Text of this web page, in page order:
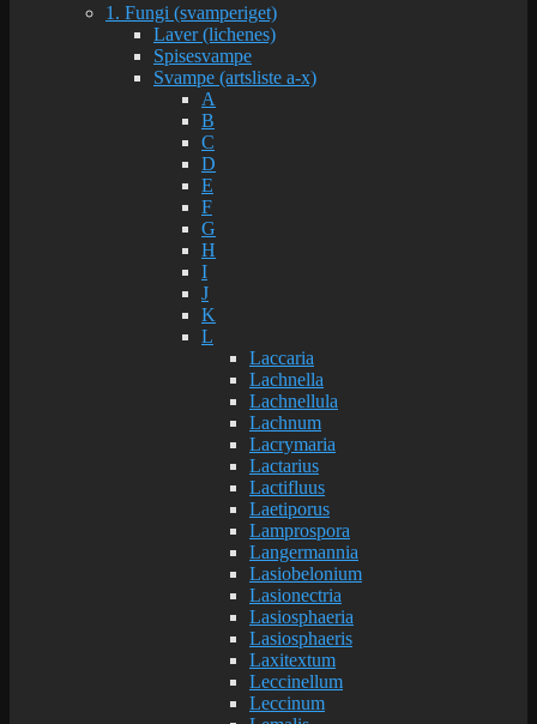
1. Fungi (svamperiget)
Laver (lichenes)
Spisesvampe
Svampe (artsliste a-x)
A
B
C
D
E
F
G
H
I
J
K
L
Laccaria
Lachnella
Lachnellula
Lachnum
Lacrymaria
Lactarius
Lactifluus
Laetiporus
Lamprospora
Langermannia
Lasiobelonium
Lasionectria
Lasiosphaeria
Lasiosphaeris
Laxitextum
Leccinellum
Leccinum